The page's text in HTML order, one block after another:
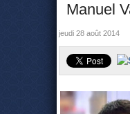
Manuel
jeudi 28 août 2014